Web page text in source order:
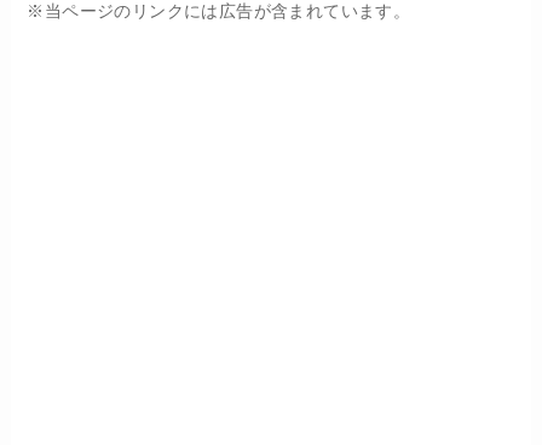
※当ページのリンクには広告が含まれています。